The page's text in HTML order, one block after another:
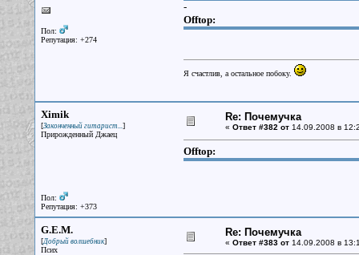
Пол:
Репутация: +274
-
Offtop:
Я счастлив, а остальное побоку.
Ximik
[Законченный гитарист...]
Прирожденный Джаец
Пол:
Репутация: +373
Re: Почемучка
« Ответ #382 от14.09.2008 в
Offtop:
G.E.M.
[Добрый волшебник]
Псих
Re: Почемучка
« Ответ #383 от14.09.2008 в